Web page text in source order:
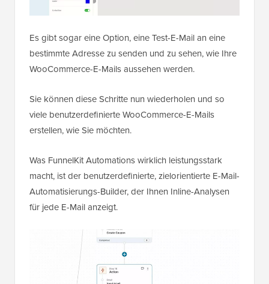
Es gibt sogar eine Option, eine Test-E-Mail an eine
bestimmte Adresse zu senden und zu sehen, wie Ihre
WooCommerce-E-Mails aussehen werden.
Sie können diese Schritte nun wiederholen und so
viele benutzerdefinierte WooCommerce-E-Mails
erstellen, wie Sie möchten.
Was FunnelKit Automations wirklich leistungsstark
macht, ist der benutzerdefinierte, zielorientierte E-Mail-
Automatisierungs-Builder, der Ihnen Inline-Analysen
für jede E-Mail anzeigt.